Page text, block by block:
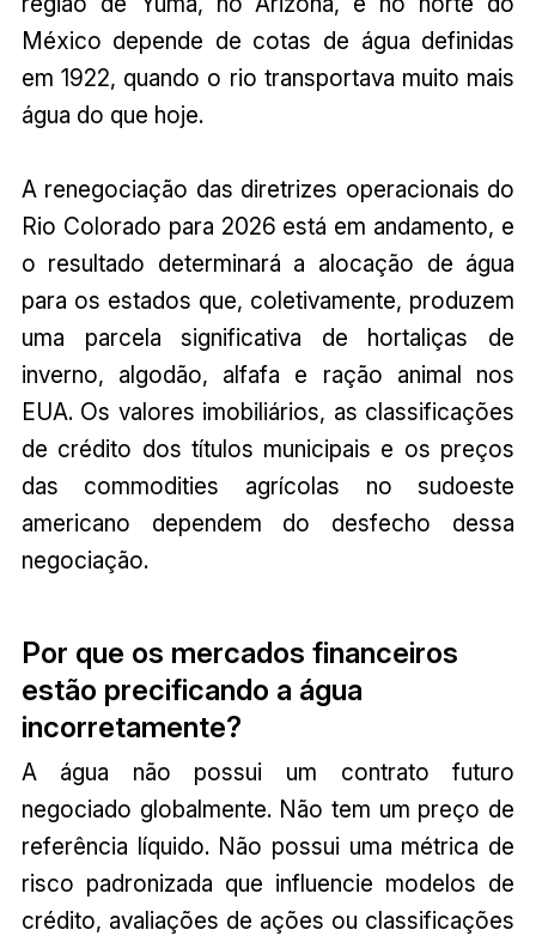
México depende de cotas de água definidas
em 1922, quando o rio transportava muito mais
água do que hoje.
A renegociação das diretrizes operacionais do
Rio Colorado para 2026 está em andamento, e
o resultado determinará a alocação de água
para os estados que, coletivamente, produzem
uma parcela significativa de hortaliças de
inverno, algodão, alfafa e ração animal nos
EUA. Os valores imobiliários, as classificações
de crédito dos títulos municipais e os preços
das commodities agrícolas no sudoeste
americano dependem do desfecho dessa
negociação.
Por que os mercados financeiros
estão precificando a água
incorretamente?
A água não possui um contrato futuro
negociado globalmente. Não tem um preço de
referência líquido. Não possui uma métrica de
risco padronizada que influencie modelos de
crédito, avaliações de ações ou classificações